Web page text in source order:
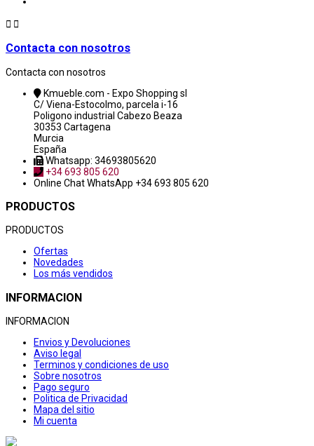
 
Contacta con nosotros
Contacta con nosotros
Kmueble.com - Expo Shopping sl
C/ Viena-Estocolmo, parcela i-16
Poligono industrial Cabezo Beaza
30353 Cartagena
Murcia
España
Whatsapp: 34693805620
+34 693 805 620
Online ChatWhatsApp +34 693 805 620
PRODUCTOS
PRODUCTOS
Ofertas
Novedades
Los más vendidos
INFORMACION
INFORMACION
Envios y Devoluciones
Aviso legal
Terminos y condiciones de uso
Sobre nosotros
Pago seguro
Politica de Privacidad
Mapa del sitio
Mi cuenta